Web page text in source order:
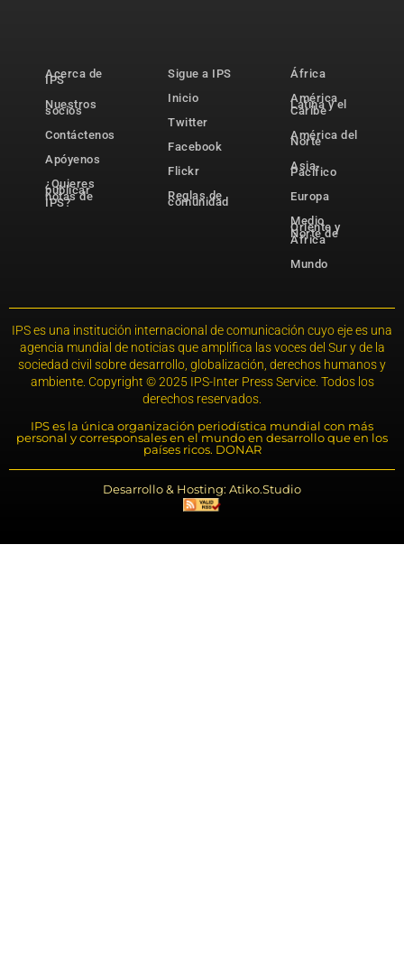
Acerca de
IPS
Nuestros
socios
Contáctenos
Apóyenos
¿Quieres
publicar
notas de
IPS?
Sigue a IPS
Inicio
Twitter
Facebook
Flickr
Reglas de
comunidad
África
América
Latina y el
Caribe
América del
Norte
Asia-
Pacífico
Europa
Medio
Oriente y
Norte de
África
Mundo
IPS es una institución internacional de comunicación cuyo eje es una
agencia mundial de noticias que amplifica las voces del Sur y de la
sociedad civil sobre desarrollo, globalización, derechos humanos y
ambiente. Copyright © 2025 IPS-Inter Press Service. Todos los
derechos reservados.
IPS es la única organización periodística mundial con más
personal y corresponsales en el mundo en desarrollo que en los
países ricos. DONAR
Desarrollo & Hosting: Atiko.Studio